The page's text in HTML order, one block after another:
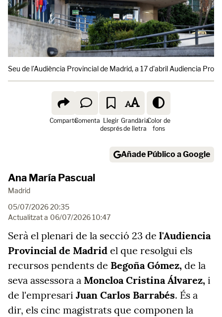
Seu de l'Audiència Provincial de Madrid, a 17 d'abril Audiencia
ComparteComenta Llegir
després
Grandària
de lletra
Color de
fons
Añade Público a Google
Ana María Pascual
Madrid
05/07/2026 20:35
Actualitzat a 06/07/2026 10:47
Serà el plenari de la secció 23 de l'Audiencia
Provincial de Madrid el que resolgui els
recursos pendents de Begoña Gómez, de la
seva assessora a Moncloa Cristina Álvarez, i
de l'empresari Juan Carlos Barrabés. És a
dir, els cinc magistrats que componen la